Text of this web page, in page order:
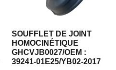
SOUFFLET DE JOINT
HOMOCINÉTIQUE
GHCVJB0027/OEM :
39241-01E25/YB02-2017